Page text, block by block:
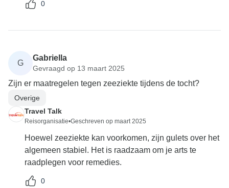
0
G
Gabriella
Gevraagd op 13 maart 2025
Zijn er maatregelen tegen zeeziekte tijdens de tocht?
Overige
Travel Talk
Reisorganisatie•Geschreven op maart 2025
Hoewel zeeziekte kan voorkomen, zijn gulets over het
algemeen stabiel. Het is raadzaam om je arts te
raadplegen voor remedies.
0